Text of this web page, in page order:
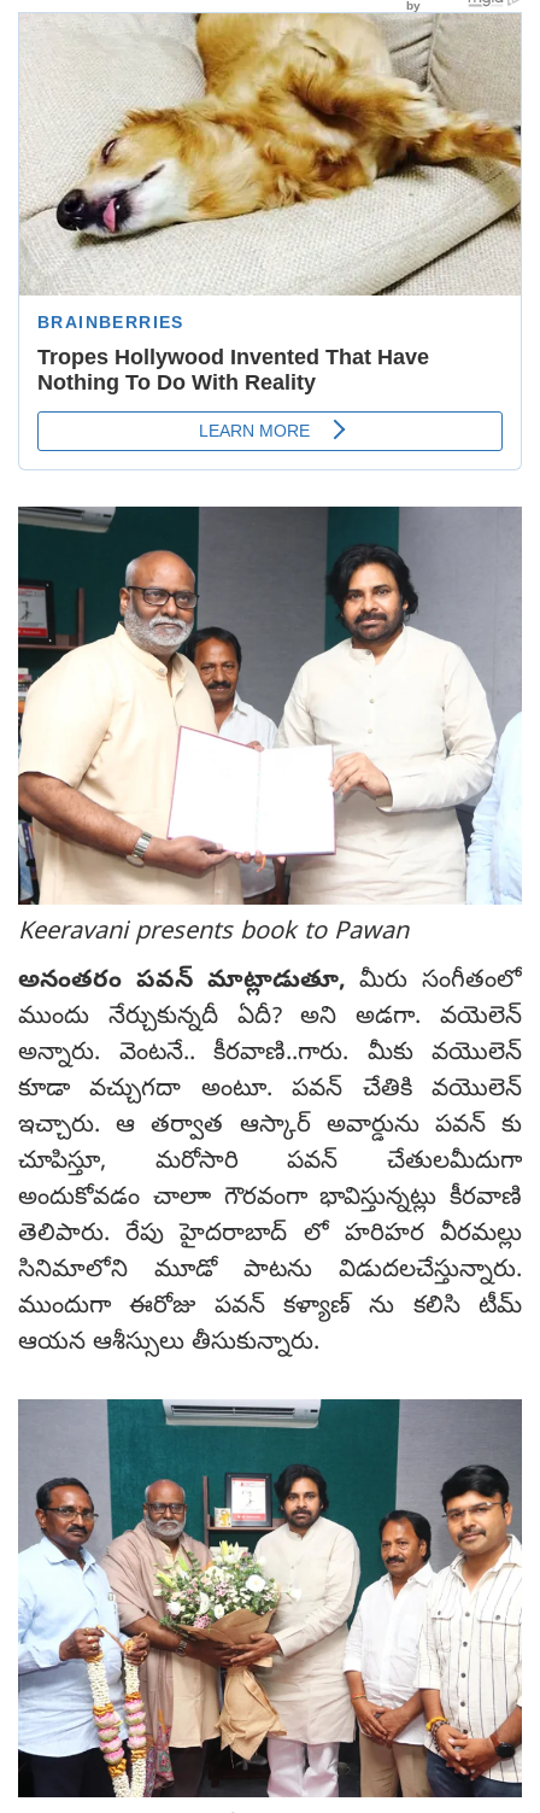
Keeravani presents book to Pawan
అనంతరం పవన్ మాట్లాడుతూ, మీరు సంగీతంలో
ముందు నేర్చుకున్నదీ ఏదీ? అని అడగా. వయెలెన్
అన్నారు. వెంటనే.. కీరవాణి..గారు. మీకు వయొలెన్
కూడా వచ్చుగదా అంటూ. పవన్ చేతికి వయొలెన్
ఇచ్చారు. ఆ తర్వాత ఆస్కార్ అవార్డును పవన్ కు
చూపిస్తూ, మరోసారి పవన్ చేతులమీదుగా
అందుకోవడం చాలాా గౌరవంగా భావిస్తున్నట్లు కీరవాణి
తెలిపారు. రేపు హైదరాబాద్ లో హరిహర వీరమల్లు
సినిమాలోని మూడో పాటను విడుదలచేస్తున్నారు.
ముందుగా ఈరోజు పవన్ కళ్యాణ్ ను కలిసి టీమ్
ఆయన ఆశీస్సులు తీసుకున్నారు.